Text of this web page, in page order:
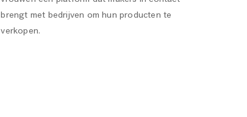
brengt met bedrijven om hun producten te
verkopen.